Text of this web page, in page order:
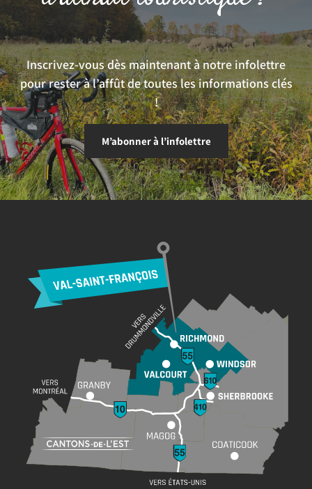
Inscrivez-vous dès maintenant à notre infolettre
pour rester à l’affût de toutes les informations clés
!
M’abonner à l’infolettre